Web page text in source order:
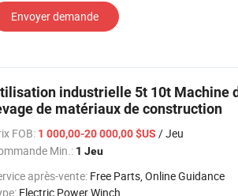
Envoyer demande
industrielle 5t 10t Machine
de matériaux de construction
FOB: 1 000,00-20 000,00 $US / Jeu
Min.: 1 Jeu
après-vente: Free Parts, Online Guidance
Electric Power Winch